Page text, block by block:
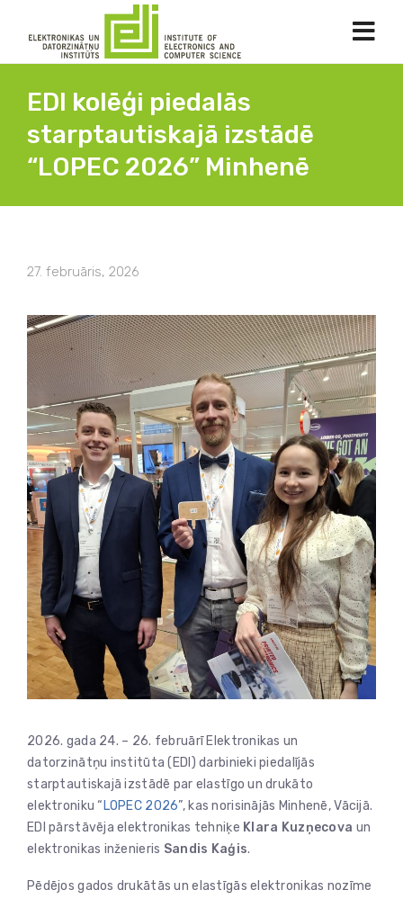
EDI kolēģi piedalās
starptautiskajā izstādē
“LOPEC 2026” Minhenē
27. februāris, 2026
2026. gada 24. – 26. februārī Elektronikas un
datorzinātņu institūta (EDI) darbinieki piedalījās
starptautiskajā izstādē par elastīgo un drukāto
elektroniku “ LOPEC 2026”, kas norisinājās Minhenē, Vācijā.
EDI pārstāvēja elektronikas tehniķe Klara Kuzņecova un
elektronikas inženieris Sandis Kaģis.
Pēdējos gados drukātās un elastīgās elektronikas nozīme